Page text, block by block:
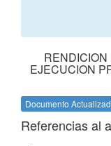
EJECUCION
Documento
Referencias al